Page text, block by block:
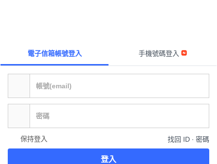
電子信箱帳號登入 手機號碼登入
保持登入 找回 ID ∙ 密碼
登入